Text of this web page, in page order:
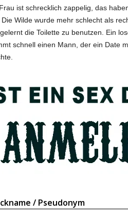
ist schrecklich zappelig, das
Wilde wurde mehr schlecht als
die Toilette zu benutzen. Ein
schnell einen Mann, der ein Date
/ Pseudonym